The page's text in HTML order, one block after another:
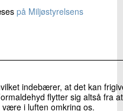
på Miljøstyrelsens
indebærer, at det kan
flytter sig altså fra
i luften omkring os.